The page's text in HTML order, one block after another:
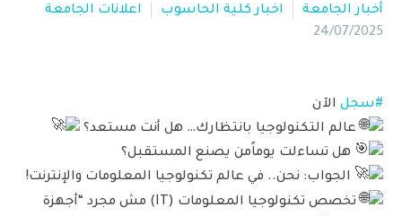
أخبار الجامعة اخبار كلية الحاسوب
اعلانات الجامعة
24/07/2025
#سجل الآن
عالم التكنولوجيا بانتظارك… هل أنت مستعد؟
هل تساءلت يوماًمن يصنع المستقبل؟
الجواب: نحن.. في عالم تكنولوجيا المعلومات والإنترنت!
تخصص تكنولوجيا المعلومات (IT) مش مجرد “أجهزة